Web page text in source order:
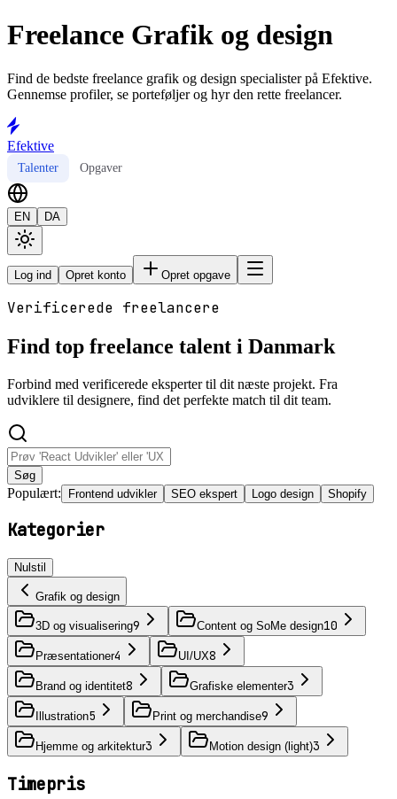
Freelance Grafik og design
Find de bedste freelance grafik og design specialister på Efektive.
Gennemse profiler, se porteføljer og hyr den rette freelancer.
Efektive
Talenter Opgaver
EN DA
Log ind Opret konto Opret opgave
Verificerede freelancere
Find top freelance talent i Danmark
Forbind med verificerede eksperter til dit næste projekt. Fra
udviklere til designere, find det perfekte match til dit team.
Søg
Populært: Frontend udvikler SEO ekspert Logo design Shopify
Kategorier
Nulstil
Grafik og design
3D og visualisering9 Content og SoMe design10
Præsentationer4 UI/UX8
Brand og identitet8 Grafiske elementer3
Illustration5 Print og merchandise9
Hjemme og arkitektur3 Motion design (light)3
Timepris